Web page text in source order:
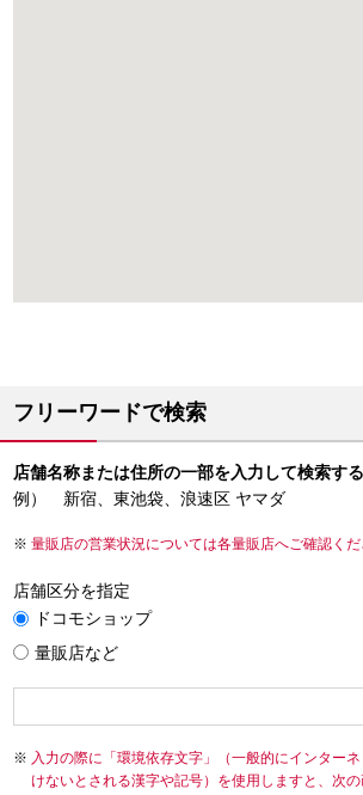
フリーワードで検索
店舗名称または住所の一部を入力して検索す
例） 新宿、東池袋、浪速区 ヤマダ
量販店の営業状況については各量販店へご確認くだ
店舗区分を指定
ドコモショップ
量販店など
入力の際に「環境依存文字」（一般的にインター
けないとされる漢字や記号）を使用しますと、次